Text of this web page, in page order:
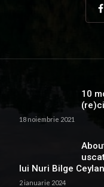
10
18 noiembrie 2021
lui Nuri Bilge Ceylan
2 ianuarie 2024